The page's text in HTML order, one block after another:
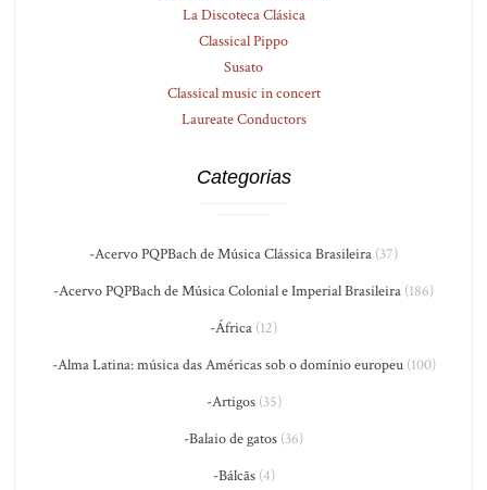
La Discoteca Clásica
Classical Pippo
Susato
Classical music in concert
Laureate Conductors
Categorias
-Acervo PQPBach de Música Clássica Brasileira (37)
-Acervo PQPBach de Música Colonial e Imperial Brasileira (186)
-África (12)
-Alma Latina: música das Américas sob o domínio europeu(100)
-Artigos(35)
-Balaio de gatos (36)
-Bálcãs(4)